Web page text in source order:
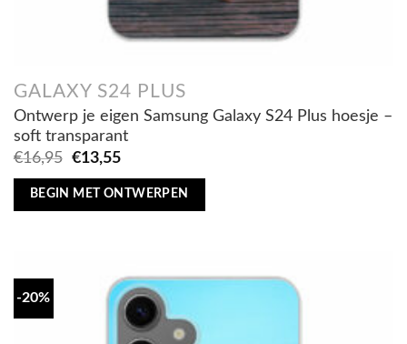
GALAXY S24 PLUS
Ontwerp je eigen Samsung Galaxy S24 Plus hoesje –
soft transparant
€16,95
Oorspronkelijke
was:
€13,55Huidige
is:
BEGIN MET ONTWERPEN
-20%